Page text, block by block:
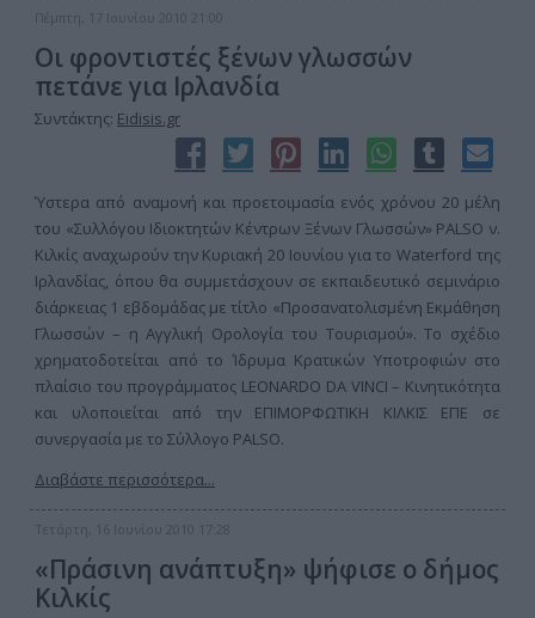
Πέμπτη, 17 Ιουνίου 2010 21:00
Οι φροντιστές ξένων γλωσσών
πετάνε για Ιρλανδία
Συντάκτης: Eidisis.gr
Ύστερα από αναμονή και προετοιμασία ενός χρόνου 20 μέλη
του «Συλλόγου Ιδιοκτητών Κέντρων Ξένων Γλωσσών» PALSO ν.
Κιλκίς αναχωρούν την Κυριακή 20 Ιουνίου για το Waterford της
Ιρλανδίας, όπου θα συμμετάσχουν σε εκπαιδευτικό σεμινάριο
διάρκειας 1 εβδομάδας με τίτλο «Προσανατολισμένη Εκμάθηση
Γλωσσών – η Αγγλική Ορολογία του Τουρισμού». Το σχέδιο
χρηματοδοτείται από το Ίδρυμα Κρατικών Υποτροφιών στο
πλαίσιο του προγράμματος LEONARDO DA VINCI – Κινητικότητα
και υλοποιείται από την ΕΠΙΜΟΡΦΩΤΙΚΗ ΚΙΛΚΙΣ ΕΠΕ σε
συνεργασία με το Σύλλογο PALSO.
Διαβάστε περισσότερα...
Τετάρτη, 16 Ιουνίου 2010 17:28
«Πράσινη ανάπτυξη» ψήφισε ο δήμος
Κιλκίς